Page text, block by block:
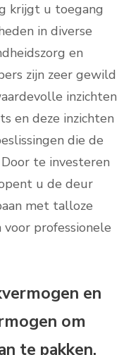
krijgt u toegang
in diverse
en
zijn zeer gewild
inzichten
en deze inzichten
die de
te investeren
u de deur
met talloze
professionele
en
om
te pakken.